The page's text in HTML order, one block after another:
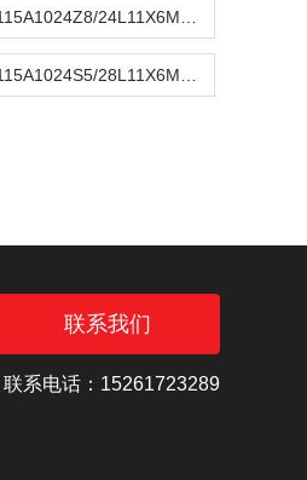
联系我们
联系电话：15261723289